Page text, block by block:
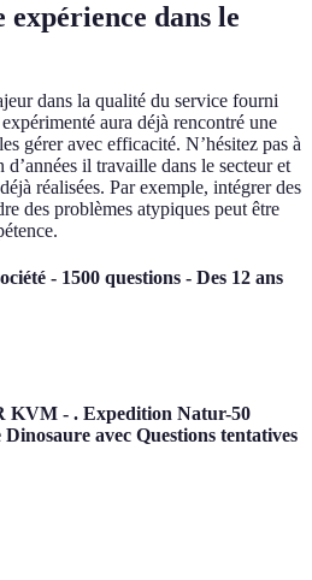
expérience dans le
dans la qualité du service fourni
aura déjà rencontré une
gérer avec efficacité. N’hésitez pas à
il travaille dans le secteur et
réalisées. Par exemple, intégrer des
des problèmes atypiques peut être
- 1500 questions - Des 12 ans
KVM - . Expedition Natur-50
avec Questions tentatives